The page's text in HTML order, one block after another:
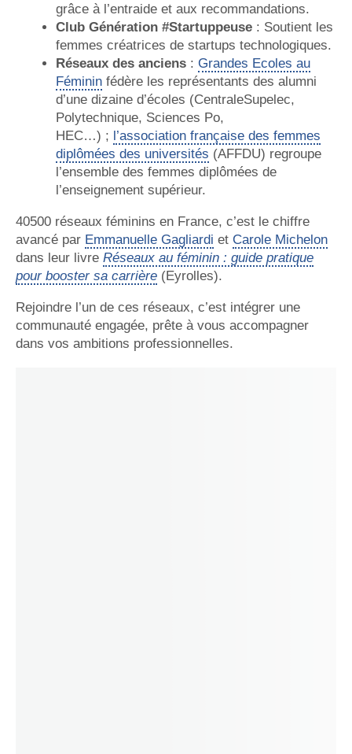
grâce à l’entraide et aux recommandations.
Club Génération #Startuppeuse : Soutient les
femmes créatrices de startups technologiques.
Réseaux des anciens : Grandes Ecoles au
Féminin fédère les représentants des alumni
d’une dizaine d’écoles (CentraleSupelec,
Polytechnique, Sciences Po,
HEC…) ; l’association française des femmes
diplômées des universités (AFFDU) regroupe
l’ensemble des femmes diplômées de
l’enseignement supérieur.
40500 réseaux féminins en France, c’est le chiffre
avancé par Emmanuelle Gagliardi et Carole Michelon
dans leur livre Réseaux au féminin : guide pratique
pour booster sa carrière (Eyrolles).
Rejoindre l’un de ces réseaux, c’est intégrer une
communauté engagée, prête à vous accompagner
dans vos ambitions professionnelles.